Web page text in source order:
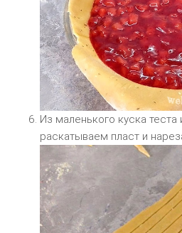
Из маленького куска теста
раскатываем пласт и